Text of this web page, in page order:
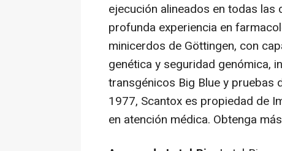
ejecución alineados en todas
profunda experiencia en
minicerdos de Göttingen, con
genética y seguridad genómica,
transgénicos Big Blue y pruebas
1977, Scantox es propiedad de
en atención médica. Obtenga